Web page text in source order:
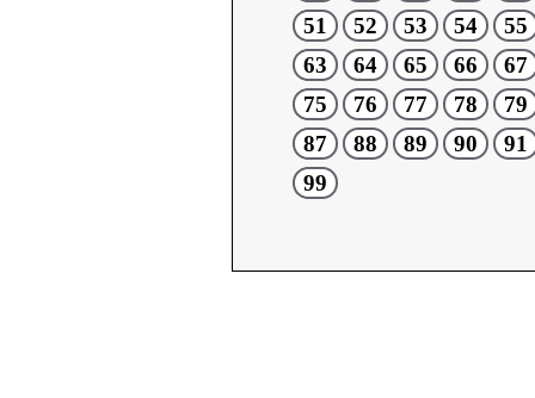
51
52 53 54
55
63
64 65 66
67
75
76 77 78
79
87
88 89 90
91
99